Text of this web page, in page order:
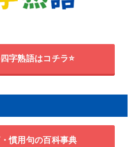
字熟語はコチラ⭐
慣用句の百科事典